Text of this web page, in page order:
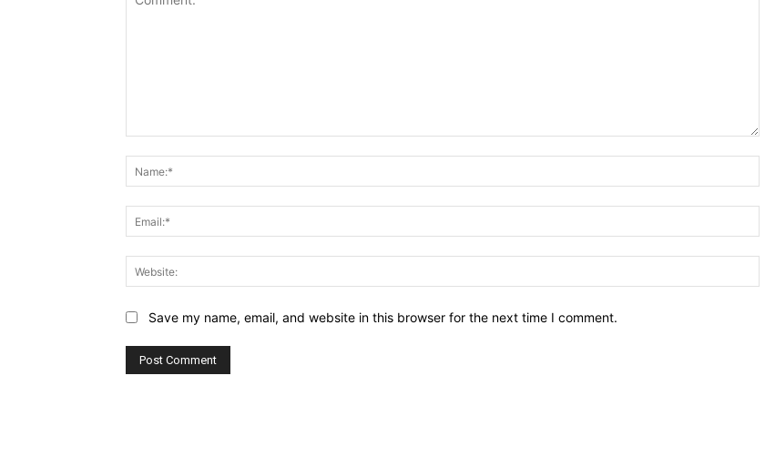
Save my name, email, and website in this browser for the next time I comment.